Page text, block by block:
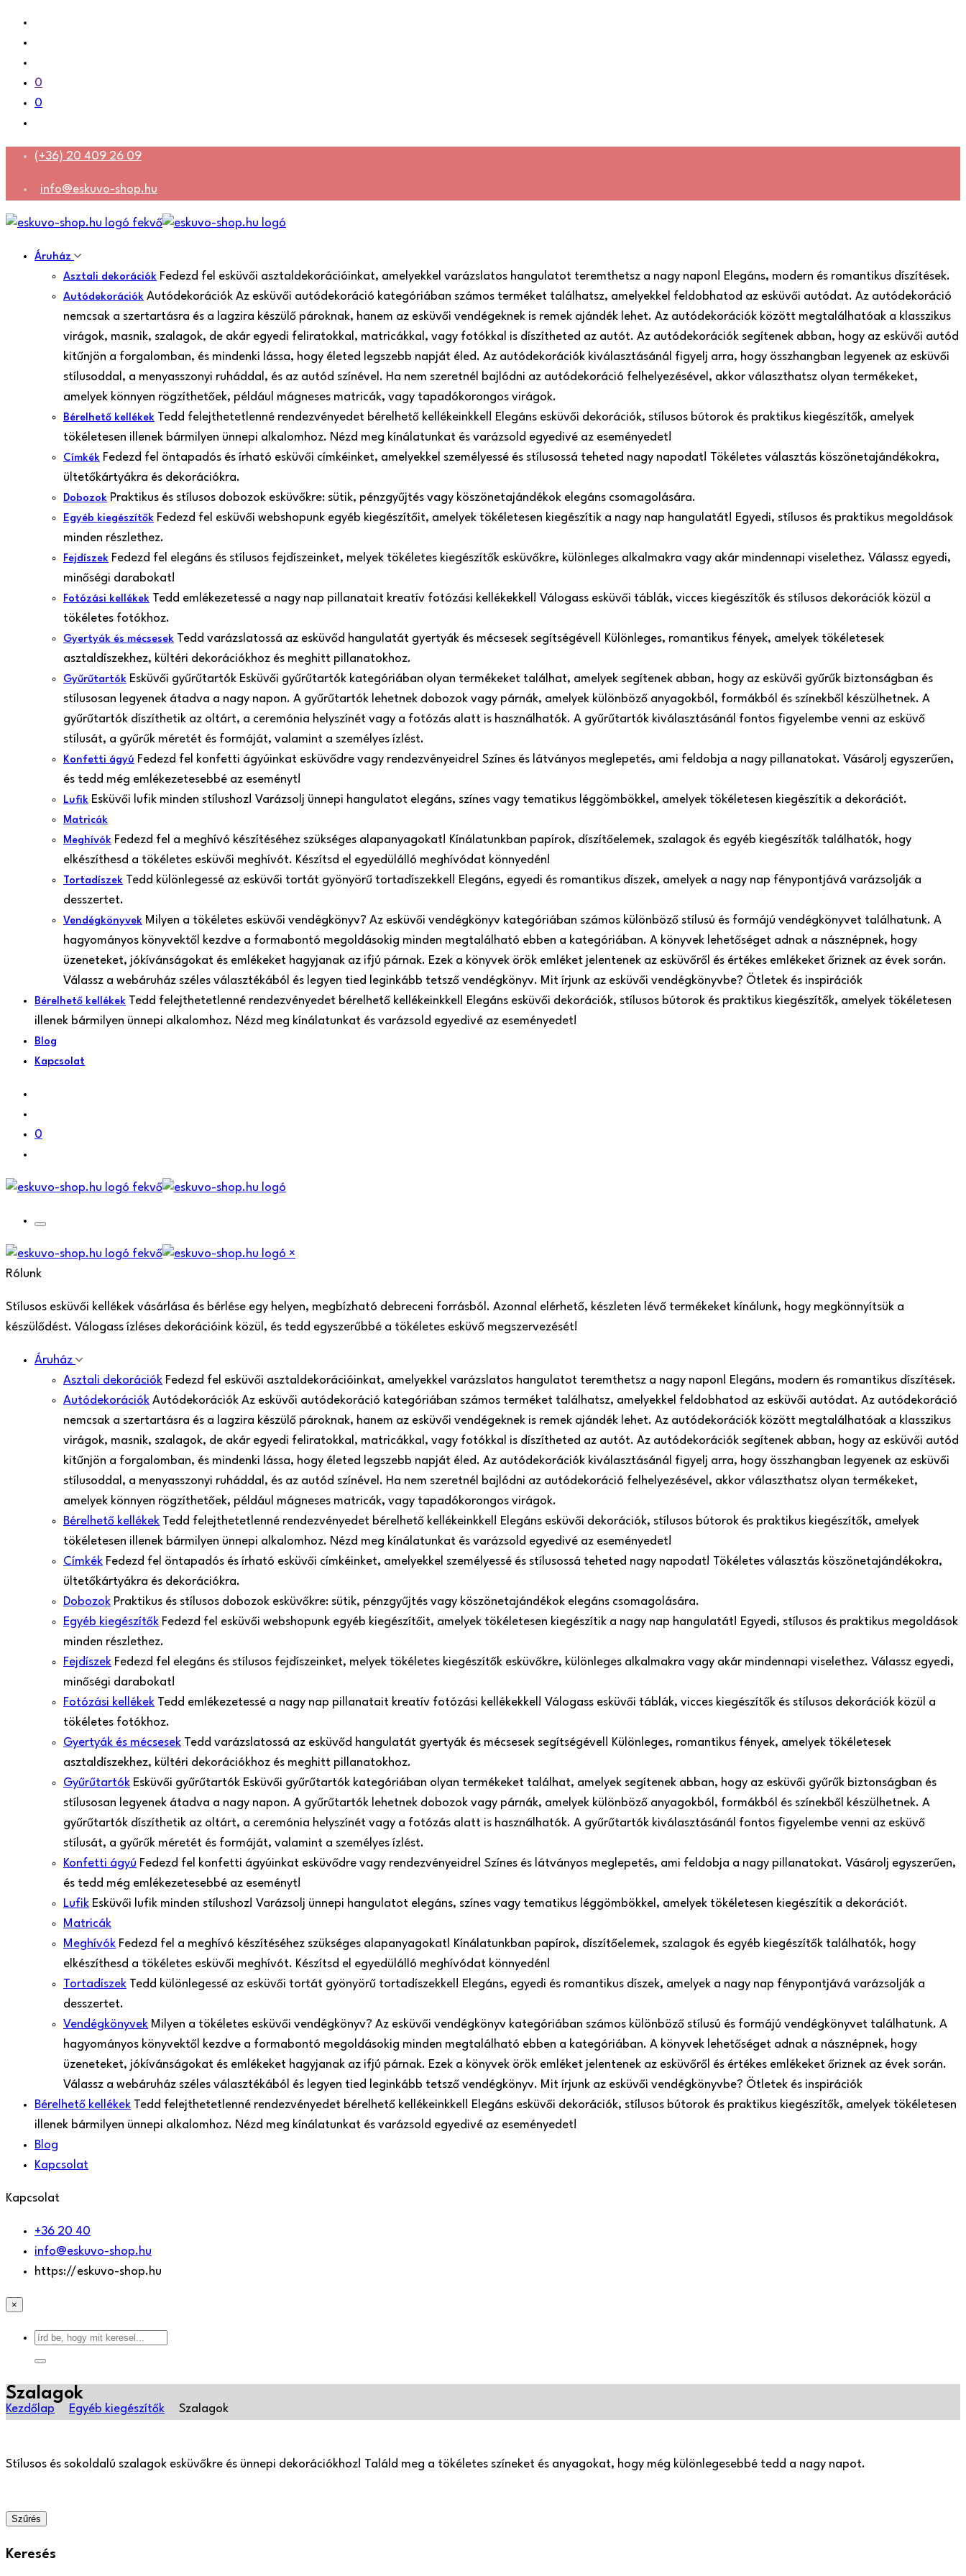
0
0
(+36) 20 409 26 09
info@eskuvo-shop.hu
Áruház
Asztali dekorációk Fedezd fel esküvői asztaldekorációinkat, amelyekkel varázslatos hangulatot teremthetsz a nagy napon! Elegáns, modern és romantikus díszítések.
Autódekorációk Autódekorációk Az esküvői autódekoráció kategóriában számos terméket találhatsz, amelyekkel feldobhatod az esküvői autódat. Az autódekoráció
nemcsak a szertartásra és a lagzira készülő pároknak, hanem az esküvői vendégeknek is remek ajándék lehet. Az autódekorációk között megtalálhatóak a klasszikus
virágok, masnik, szalagok, de akár egyedi feliratokkal, matricákkal, vagy fotókkal is díszítheted az autót. Az autódekorációk segítenek abban, hogy az esküvői autód
kitűnjön a forgalomban, és mindenki lássa, hogy életed legszebb napját éled. Az autódekorációk kiválasztásánál figyelj arra, hogy összhangban legyenek az esküvői
stílusoddal, a menyasszonyi ruháddal, és az autód színével. Ha nem szeretnél bajlódni az autódekoráció felhelyezésével, akkor választhatsz olyan termékeket,
amelyek könnyen rögzíthetőek, például mágneses matricák, vagy tapadókorongos virágok.
Bérelhető kellékek Tedd felejthetetlenné rendezvényedet bérelhető kellékeinkkel! Elegáns esküvői dekorációk, stílusos bútorok és praktikus kiegészítők, amelyek
tökéletesen illenek bármilyen ünnepi alkalomhoz. Nézd meg kínálatunkat és varázsold egyedivé az eseményedet!
Címkék Fedezd fel öntapadós és írható esküvői címkéinket, amelyekkel személyessé és stílusossá teheted nagy napodat! Tökéletes választás köszönetajándékokra,
ültetőkártyákra és dekorációkra.
Dobozok Praktikus és stílusos dobozok esküvőkre: sütik, pénzgyűjtés vagy köszönetajándékok elegáns csomagolására.
Egyéb kiegészítők Fedezd fel esküvői webshopunk egyéb kiegészítőit, amelyek tökéletesen kiegészítik a nagy nap hangulatát! Egyedi, stílusos és praktikus megoldások
minden részlethez.
Fejdíszek Fedezd fel elegáns és stílusos fejdíszeinket, melyek tökéletes kiegészítők esküvőkre, különleges alkalmakra vagy akár mindennapi viselethez. Válassz egyedi,
minőségi darabokat!
Fotózási kellékek Tedd emlékezetessé a nagy nap pillanatait kreatív fotózási kellékekkel! Válogass esküvői táblák, vicces kiegészítők és stílusos dekorációk közül a
tökéletes fotókhoz.
Gyertyák és mécsesek Tedd varázslatossá az esküvőd hangulatát gyertyák és mécsesek segítségével! Különleges, romantikus fények, amelyek tökéletesek
asztaldíszekhez, kültéri dekorációkhoz és meghitt pillanatokhoz.
Gyűrűtartók Esküvői gyűrűtartók Esküvői gyűrűtartók kategóriában olyan termékeket találhat, amelyek segítenek abban, hogy az esküvői gyűrűk biztonságban és
stílusosan legyenek átadva a nagy napon. A gyűrűtartók lehetnek dobozok vagy párnák, amelyek különböző anyagokból, formákból és színekből készülhetnek. A
gyűrűtartók díszíthetik az oltárt, a ceremónia helyszínét vagy a fotózás alatt is használhatók. A gyűrűtartók kiválasztásánál fontos figyelembe venni az esküvő
stílusát, a gyűrűk méretét és formáját, valamint a személyes ízlést.
Konfetti ágyú Fedezd fel konfetti ágyúinkat esküvődre vagy rendezvényeidre! Színes és látványos meglepetés, ami feldobja a nagy pillanatokat. Vásárolj egyszerűen,
és tedd még emlékezetesebbé az eseményt!
Lufik Esküvői lufik minden stílushoz! Varázsolj ünnepi hangulatot elegáns, színes vagy tematikus léggömbökkel, amelyek tökéletesen kiegészítik a dekorációt.
Matricák
Meghívók Fedezd fel a meghívó készítéséhez szükséges alapanyagokat! Kínálatunkban papírok, díszítőelemek, szalagok és egyéb kiegészítők találhatók, hogy
elkészíthesd a tökéletes esküvői meghívót. Készítsd el egyedülálló meghívódat könnyedén!
Tortadíszek Tedd különlegessé az esküvői tortát gyönyörű tortadíszekkel! Elegáns, egyedi és romantikus díszek, amelyek a nagy nap fénypontjává varázsolják a
desszertet.
Vendégkönyvek Milyen a tökéletes esküvői vendégkönyv? Az esküvői vendégkönyv kategóriában számos különböző stílusú és formájú vendégkönyvet találhatunk. A
hagyományos könyvektől kezdve a formabontó megoldásokig minden megtalálható ebben a kategóriában. A könyvek lehetőséget adnak a násznépnek, hogy
üzeneteket, jókívánságokat és emlékeket hagyjanak az ifjú párnak. Ezek a könyvek örök emléket jelentenek az esküvőről és értékes emlékeket őriznek az évek során.
Válassz a webáruház széles választékából és legyen tied leginkább tetsző vendégkönyv. Mit írjunk az esküvői vendégkönyvbe? Ötletek és inspirációk
Bérelhető kellékek Tedd felejthetetlenné rendezvényedet bérelhető kellékeinkkel! Elegáns esküvői dekorációk, stílusos bútorok és praktikus kiegészítők, amelyek tökéletesen
illenek bármilyen ünnepi alkalomhoz. Nézd meg kínálatunkat és varázsold egyedivé az eseményedet!
Blog
Kapcsolat
0
×
Rólunk
Stílusos esküvői kellékek vásárlása és bérlése egy helyen, megbízható debreceni forrásból. Azonnal elérhető, készleten lévő termékeket kínálunk, hogy megkönnyítsük a
készülődést. Válogass ízléses dekorációink közül, és tedd egyszerűbbé a tökéletes esküvő megszervezését!
Áruház
Asztali dekorációk Fedezd fel esküvői asztaldekorációinkat, amelyekkel varázslatos hangulatot teremthetsz a nagy napon! Elegáns, modern és romantikus díszítések.
Autódekorációk Autódekorációk Az esküvői autódekoráció kategóriában számos terméket találhatsz, amelyekkel feldobhatod az esküvői autódat. Az autódekoráció
nemcsak a szertartásra és a lagzira készülő pároknak, hanem az esküvői vendégeknek is remek ajándék lehet. Az autódekorációk között megtalálhatóak a klasszikus
virágok, masnik, szalagok, de akár egyedi feliratokkal, matricákkal, vagy fotókkal is díszítheted az autót. Az autódekorációk segítenek abban, hogy az esküvői autód
kitűnjön a forgalomban, és mindenki lássa, hogy életed legszebb napját éled. Az autódekorációk kiválasztásánál figyelj arra, hogy összhangban legyenek az esküvői
stílusoddal, a menyasszonyi ruháddal, és az autód színével. Ha nem szeretnél bajlódni az autódekoráció felhelyezésével, akkor választhatsz olyan termékeket,
amelyek könnyen rögzíthetőek, például mágneses matricák, vagy tapadókorongos virágok.
Bérelhető kellékek Tedd felejthetetlenné rendezvényedet bérelhető kellékeinkkel! Elegáns esküvői dekorációk, stílusos bútorok és praktikus kiegészítők, amelyek
tökéletesen illenek bármilyen ünnepi alkalomhoz. Nézd meg kínálatunkat és varázsold egyedivé az eseményedet!
Címkék Fedezd fel öntapadós és írható esküvői címkéinket, amelyekkel személyessé és stílusossá teheted nagy napodat! Tökéletes választás köszönetajándékokra,
ültetőkártyákra és dekorációkra.
Dobozok Praktikus és stílusos dobozok esküvőkre: sütik, pénzgyűjtés vagy köszönetajándékok elegáns csomagolására.
Egyéb kiegészítők Fedezd fel esküvői webshopunk egyéb kiegészítőit, amelyek tökéletesen kiegészítik a nagy nap hangulatát! Egyedi, stílusos és praktikus megoldások
minden részlethez.
Fejdíszek Fedezd fel elegáns és stílusos fejdíszeinket, melyek tökéletes kiegészítők esküvőkre, különleges alkalmakra vagy akár mindennapi viselethez. Válassz egyedi,
minőségi darabokat!
Fotózási kellékek Tedd emlékezetessé a nagy nap pillanatait kreatív fotózási kellékekkel! Válogass esküvői táblák, vicces kiegészítők és stílusos dekorációk közül a
tökéletes fotókhoz.
Gyertyák és mécsesek Tedd varázslatossá az esküvőd hangulatát gyertyák és mécsesek segítségével! Különleges, romantikus fények, amelyek tökéletesek
asztaldíszekhez, kültéri dekorációkhoz és meghitt pillanatokhoz.
Gyűrűtartók Esküvői gyűrűtartók Esküvői gyűrűtartók kategóriában olyan termékeket találhat, amelyek segítenek abban, hogy az esküvői gyűrűk biztonságban és
stílusosan legyenek átadva a nagy napon. A gyűrűtartók lehetnek dobozok vagy párnák, amelyek különböző anyagokból, formákból és színekből készülhetnek. A
gyűrűtartók díszíthetik az oltárt, a ceremónia helyszínét vagy a fotózás alatt is használhatók. A gyűrűtartók kiválasztásánál fontos figyelembe venni az esküvő
stílusát, a gyűrűk méretét és formáját, valamint a személyes ízlést.
Konfetti ágyú Fedezd fel konfetti ágyúinkat esküvődre vagy rendezvényeidre! Színes és látványos meglepetés, ami feldobja a nagy pillanatokat. Vásárolj egyszerűen,
és tedd még emlékezetesebbé az eseményt!
Lufik Esküvői lufik minden stílushoz! Varázsolj ünnepi hangulatot elegáns, színes vagy tematikus léggömbökkel, amelyek tökéletesen kiegészítik a dekorációt.
Matricák
Meghívók Fedezd fel a meghívó készítéséhez szükséges alapanyagokat! Kínálatunkban papírok, díszítőelemek, szalagok és egyéb kiegészítők találhatók, hogy
elkészíthesd a tökéletes esküvői meghívót. Készítsd el egyedülálló meghívódat könnyedén!
Tortadíszek Tedd különlegessé az esküvői tortát gyönyörű tortadíszekkel! Elegáns, egyedi és romantikus díszek, amelyek a nagy nap fénypontjává varázsolják a
desszertet.
Vendégkönyvek Milyen a tökéletes esküvői vendégkönyv? Az esküvői vendégkönyv kategóriában számos különböző stílusú és formájú vendégkönyvet találhatunk. A
hagyományos könyvektől kezdve a formabontó megoldásokig minden megtalálható ebben a kategóriában. A könyvek lehetőséget adnak a násznépnek, hogy
üzeneteket, jókívánságokat és emlékeket hagyjanak az ifjú párnak. Ezek a könyvek örök emléket jelentenek az esküvőről és értékes emlékeket őriznek az évek során.
Válassz a webáruház széles választékából és legyen tied leginkább tetsző vendégkönyv. Mit írjunk az esküvői vendégkönyvbe? Ötletek és inspirációk
Bérelhető kellékek Tedd felejthetetlenné rendezvényedet bérelhető kellékeinkkel! Elegáns esküvői dekorációk, stílusos bútorok és praktikus kiegészítők, amelyek tökéletesen
illenek bármilyen ünnepi alkalomhoz. Nézd meg kínálatunkat és varázsold egyedivé az eseményedet!
Blog
Kapcsolat
Kapcsolat
+36 20 40
info@eskuvo-shop.hu
https://eskuvo-shop.hu
×
Szalagok
Kezdőlap Egyéb kiegészítők Szalagok
Stílusos és sokoldalú szalagok esküvőkre és ünnepi dekorációkhoz! Találd meg a tökéletes színeket és anyagokat, hogy még különlegesebbé tedd a nagy napot.
Szűrés
Keresés